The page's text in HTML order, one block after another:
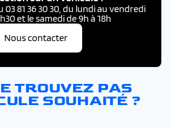
81 36 30 30, du lundi au vendredi
et le samedi de 9h à 18h
Nous contacter
TROUVEZ PAS
SOUHAITÉ ?